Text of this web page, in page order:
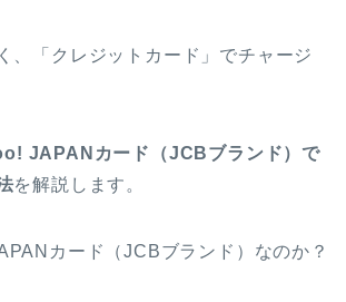
、「クレジットカード」でチャージ
JAPANカード（JCBブランド）で
を解説します。
カード（JCBブランド）なのか？